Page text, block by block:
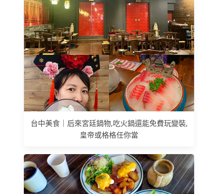
台中美食｜后來宮廷鍋物,吃火鍋還能免費玩變裝,
皇帝或格格任你當